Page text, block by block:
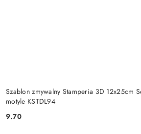
Szablon zmywalny Stamperia 3D 12x25cm
motyle KSTDL94
Cena:
9.70